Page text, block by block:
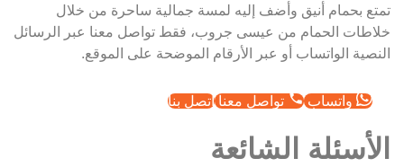
تمتع بحمام أنيق وأضف إليه لمسة جمالية ساحرة من خلال
خلاطات الحمام من عيسى جروب، فقط تواصل معنا عبر الرسائل
النصية الواتساب أو عبر الأرقام الموضحة على الموقع.
واتساب تواصل معنا اتصل بنا
الأسئلة الشائعة